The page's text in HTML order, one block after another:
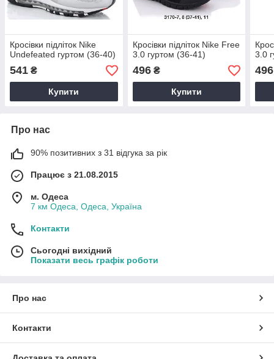
Кросівки підліток Nike
Undefeated гуртом (36-40)
541 ₴
Купити
Кросівки підліток Nike Free
3.0 гуртом (36-41)
496₴
Купити
3.0
496
Про нас
90% позитивних з 31 відгука за рік
Працює з 21.08.2015
м. Одеса
7 км Одеса, Одеса, Україна
Контакти
Сьогодні вихідний
Показати весь графік роботи
Про нас
Контакти